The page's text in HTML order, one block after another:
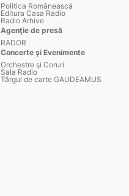
Politica Românească
Editura Casa Radio
Radio Arhive
Agenţie de presă
RADOR
Concerte şi Evenimente
Orchestre şi Coruri
Sala Radio
Târgul de carte GAUDEAMUS